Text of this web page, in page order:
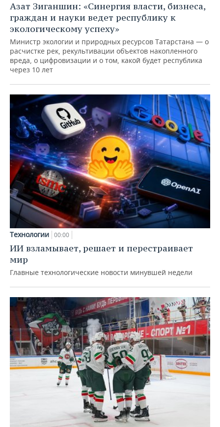
Азат Зиганшин: «Синергия власти, бизнеса,
граждан и науки ведет республику к
экологическому успеху»
Министр экологии и природных ресурсов Татарстана — о
расчистке рек, рекультивации объектов накопленного
вреда, о цифровизации и о том, какой будет республика
через 10 лет
Технологии 00:00
ИИ взламывает, решает и перестраивает
мир
Главные технологические новости минувшей недели